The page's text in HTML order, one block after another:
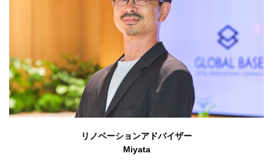
リノベーションアドバイザー
Miyata